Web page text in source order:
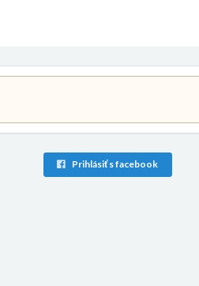
Prihlásiť s facebook